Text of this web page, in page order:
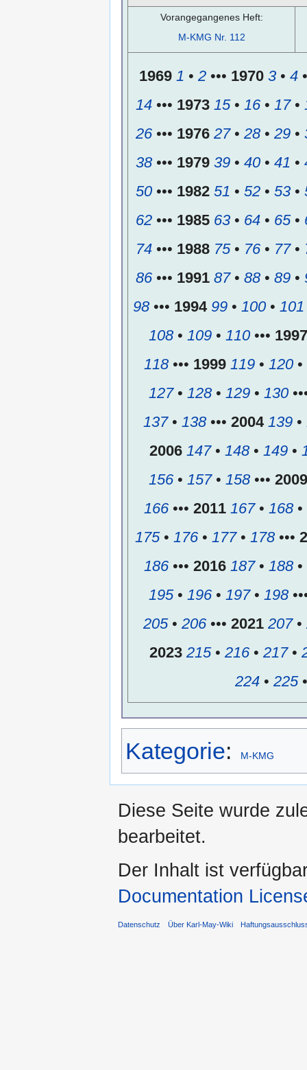
Vorangegangenes Heft:
M-KMG Nr. 112
1969 1 • 2••• 1970 3• 4
14••• 1973 15• 16• 17•
26••• 1976 27• 28• 29•
38••• 1979 39• 40• 41 •
50••• 1982 51 • 52• 53•
62••• 1985 63• 64• 65•
74••• 1988 75• 76• 77•
86••• 1991 87• 88• 89•
98••• 1994 99• 100• 101
108• 109• 110••• 1997
118••• 1999 119• 120•
127• 128• 129• 130
137• 138••• 2004 139•
2006 147• 148• 149•
156• 157• 158••• 2009
166••• 2011 167• 168•
175• 176• 177• 178•••
186••• 2016 187• 188•
195• 196• 197• 198
205• 206••• 2021 207•
2023 215• 216• 217•
224• 225
Kategorie: M-KMG
Diese Seite wurde
bearbeitet.
Der Inhalt ist
Documentation
Datenschutz Über Karl-May-Wiki